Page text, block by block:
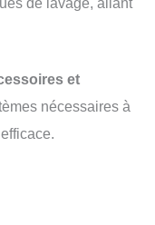
et
nécessaires à